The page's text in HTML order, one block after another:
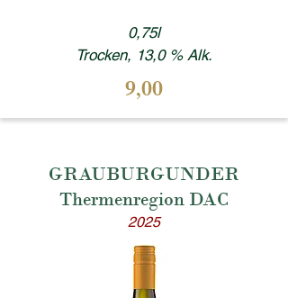
0,75l
Trocken, 13,0 % Alk.
9,00
GRAUBURGUNDER
Thermenregion DAC
2025